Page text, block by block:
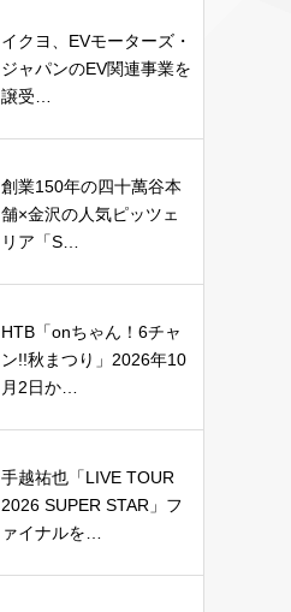
イクヨ、EVモーターズ・
ジャパンのEV関連事業を
譲受…
創業150年の四十萬谷本
舗×金沢の人気ピッツェ
リア「S…
HTB「onちゃん！6チャ
ン!!秋まつり」2026年10
月2日か…
手越祐也「LIVE TOUR
2026 SUPER STAR」フ
ァイナルを…